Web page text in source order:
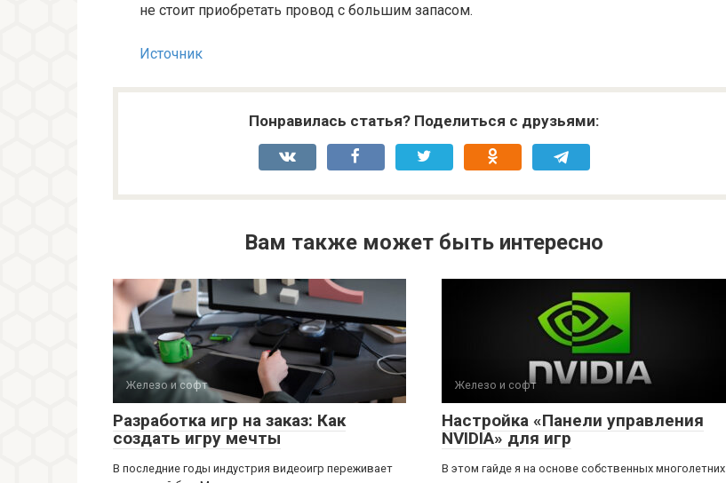
не стоит приобретать провод с большим запасом.
Источник
Понравилась статья? Поделиться с друзьями:
Вам также может быть интересно
Железо и софт
Разработка игр на заказ: Как
создать игру мечты
В последние годы индустрия видеоигр переживает
Железо и софт
Настройка «Панели управления
NVIDIA» для игр
В этом гайде я на основе собственных многолетних